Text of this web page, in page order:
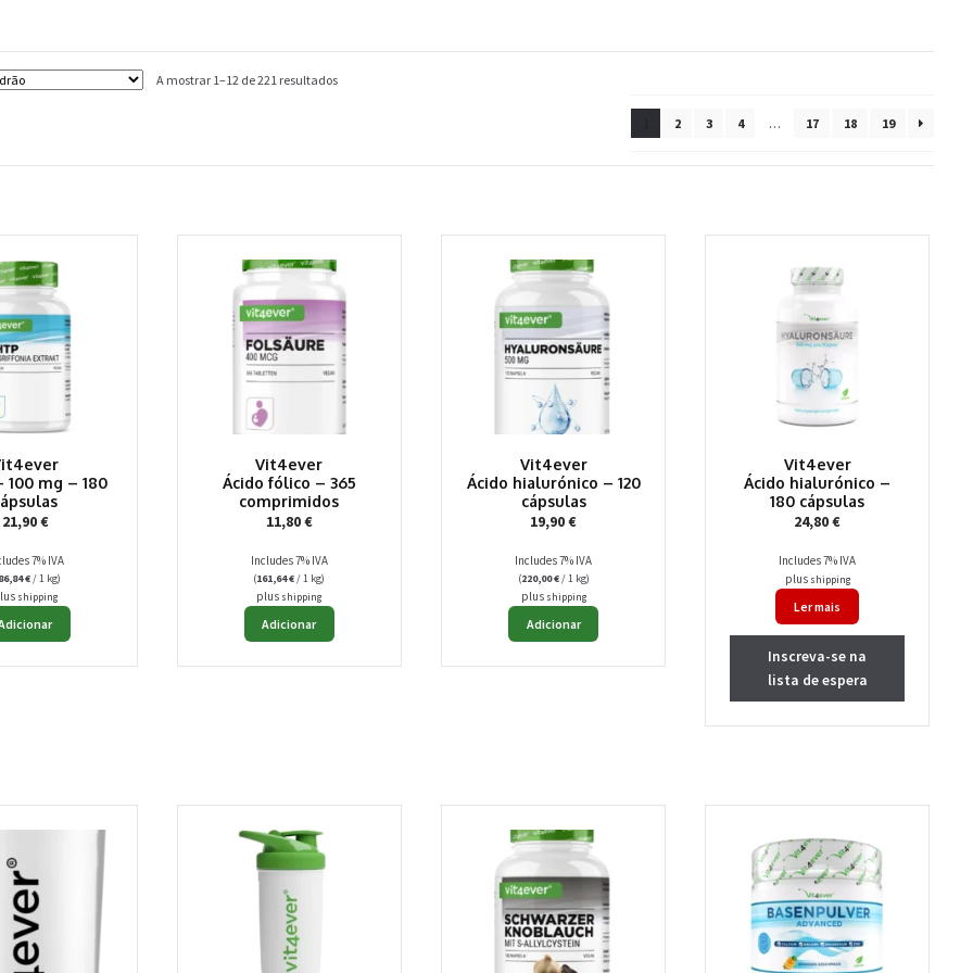
A mostrar 1–12 de 221 resultados
2 3 4 … 17 18 19
100 mg – 180
21,90€
7% IVA
€/ 1 kg)
shipping
Vit4ever
Ácido fólico – 365
comprimidos
11,80€
Includes 7% IVA
(161,64€/ 1 kg)
plus shipping
Adicionar
Vit4ever
Ácido hialurónico – 120
cápsulas
19,90€
Includes 7% IVA
(220,00€/ 1 kg)
plus shipping
Adicionar
Vit4ever
Ácido hialurónico –
180 cápsulas
24,80€
Includes 7% IVA
plus shipping
Ler mais
Inscreva-se na
lista de espera